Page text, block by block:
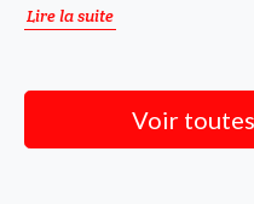
Lire la suite
Voir